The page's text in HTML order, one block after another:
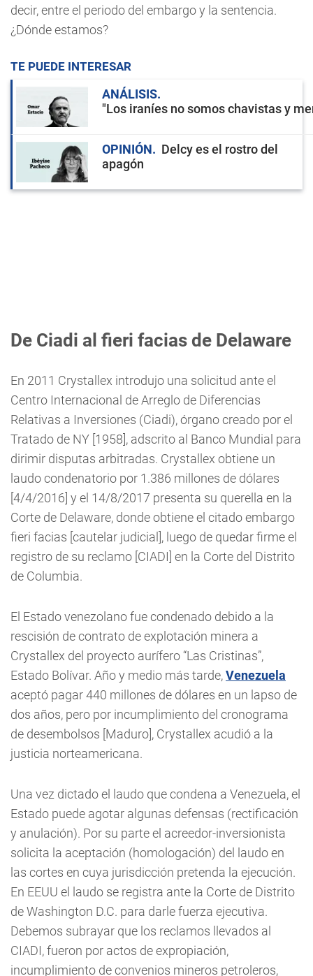
decir, entre el periodo del embargo y la sentencia.
¿Dónde estamos?
TE PUEDE INTERESAR
ANÁLISIS
"Los iraníes no somos chavistas y
OPINIÓN
Delcy es el rostro del
apagón
De Ciadi al fieri facias de Delaware
En 2011 Crystallex introdujo una solicitud ante el
Centro Internacional de Arreglo de Diferencias
Relativas a Inversiones (Ciadi), órgano creado por el
Tratado de NY [1958], adscrito al Banco Mundial para
dirimir disputas arbitradas. Crystallex obtiene un
laudo condenatorio por 1.386 millones de dólares
[4/4/2016] y el 14/8/2017 presenta su querella en la
Corte de Delaware, donde obtiene el citado embargo
fieri facias [cautelar judicial], luego de quedar firme el
registro de su reclamo [CIADI] en la Corte del Distrito
de Columbia.
El Estado venezolano fue condenado debido a la
rescisión de contrato de explotación minera a
Crystallex del proyecto aurífero “Las Cristinas”,
Estado Bolívar. Año y medio más tarde,Venezuela
aceptó pagar 440 millones de dólares en un lapso de
dos años, pero por incumplimiento del cronograma
de desembolsos [Maduro], Crystallex acudió a la
justicia norteamericana.
Una vez dictado el laudo que condena a Venezuela, el
Estado puede agotar algunas defensas (rectificación
y anulación). Por su parte el acreedor-inversionista
solicita la aceptación (homologación) del laudo en
las cortes en cuya jurisdicción pretenda la ejecución.
En EEUU el laudo se registra ante la Corte de Distrito
de Washington D.C. para darle fuerza ejecutiva.
Debemos subrayar que los reclamos llevados al
CIADI, fueron por actos de expropiación,
incumplimiento de convenios mineros petroleros,